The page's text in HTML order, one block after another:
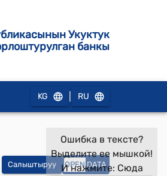
Укуктук
банкы
KG RU
Салыштыруу OPEN DATA
Ошибка в тексте?
Выделите ее мышкой!
И нажмите: Сюда